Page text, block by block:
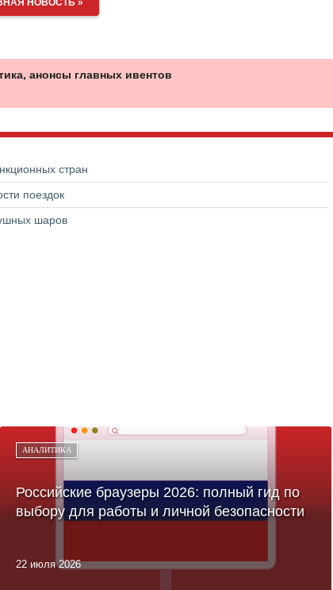
анонсы главных ивентов
стран
поездок
шаров
АНАЛИТИКА
Российские браузеры 2026: полный гид по
выбору для работы и личной безопасности
22 июля 2026